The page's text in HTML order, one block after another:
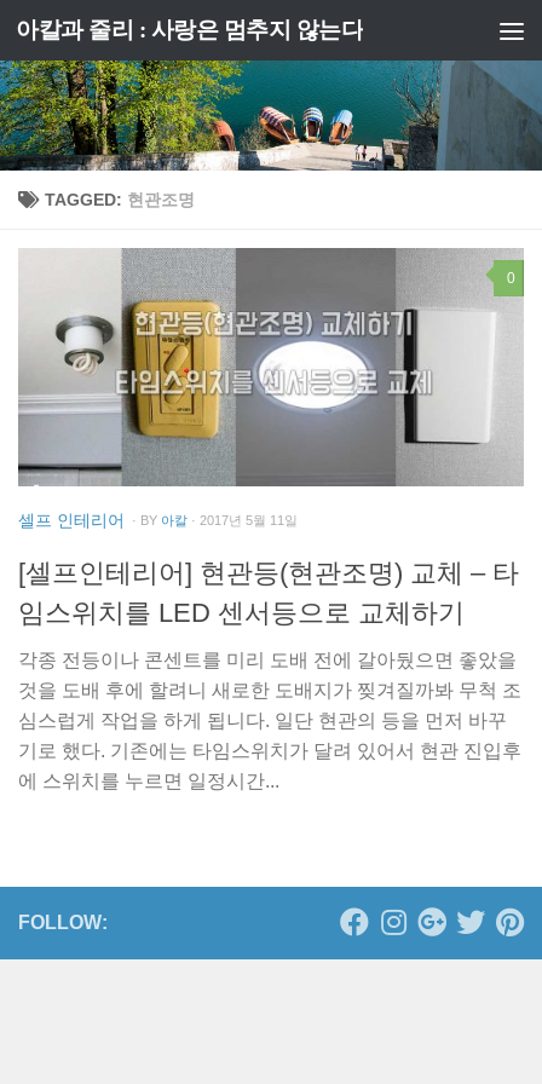
Skip to content
아칼과 줄리 : 사랑은 멈추지 않는다
TAGGED: 현관조명
0
셀프 인테리어 · BY 아칼 · 2017년 5월 11일
[셀프인테리어] 현관등(현관조명) 교체 – 타
임스위치를 LED 센서등으로 교체하기
각종 전등이나 콘센트를 미리 도배 전에 갈아뒀으면 좋았을
것을 도배 후에 할려니 새로한 도배지가 찢겨질까봐 무척 조
심스럽게 작업을 하게 됩니다. 일단 현관의 등을 먼저 바꾸
기로 했다. 기존에는 타임스위치가 달려 있어서 현관 진입후
에 스위치를 누르면 일정시간...
FOLLOW: